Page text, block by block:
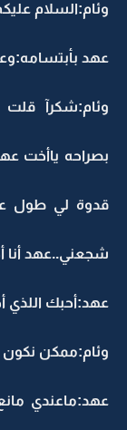
وئام:السلام
عهد
وئام:شكرآ قلت
بصراحه ياأخت
قدوة لي طول
شجعني..عهد أنا
عهد:أحبك اللذي
وئام:ممكن
عهد:ماعندي